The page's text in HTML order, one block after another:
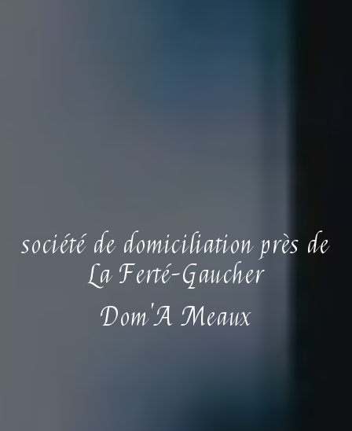
société de domiciliation près de
La Ferté-Gaucher
Dom'A Meaux